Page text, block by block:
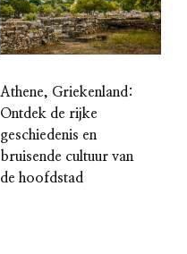
Athene, Griekenland:
Ontdek de rijke
geschiedenis en
bruisende cultuur van
de hoofdstad